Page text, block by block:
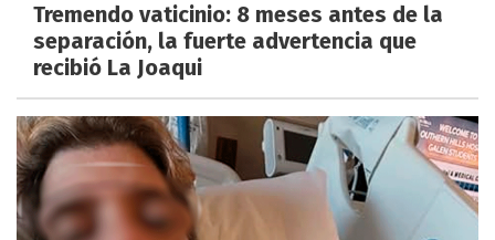
Tremendo vaticinio: 8 meses antes de la
separación, la fuerte advertencia que
recibió La Joaqui